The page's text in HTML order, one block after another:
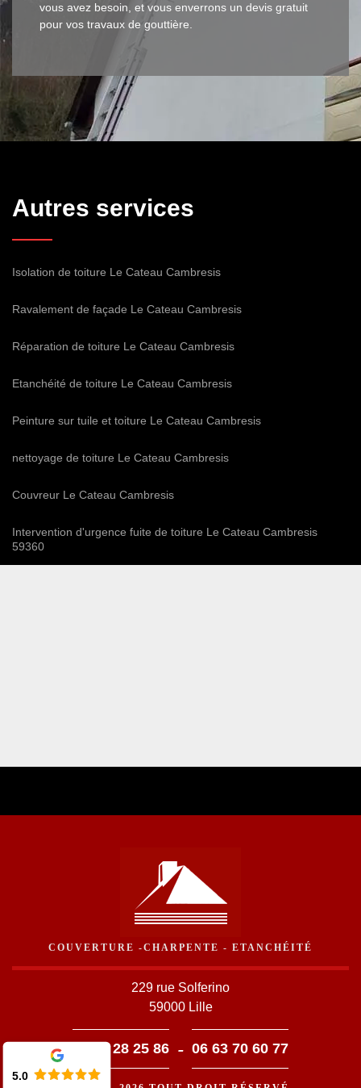
vous avez besoin, et vous enverrons un devis gratuit
pour vos travaux de gouttière.
Autres services
Isolation de toiture Le Cateau Cambresis
Ravalement de façade Le Cateau Cambresis
Réparation de toiture Le Cateau Cambresis
Etanchéité de toiture Le Cateau Cambresis
Peinture sur tuile et toiture Le Cateau Cambresis
nettoyage de toiture Le Cateau Cambresis
Couvreur Le Cateau Cambresis
Intervention d'urgence fuite de toiture Le Cateau Cambresis
59360
COUVERTURE -CHARPENTE - ETANCHÉITÉ
229 rue Solferino
59000 Lille
03 59 28 25 86 - 06 63 70 60 77
5.0